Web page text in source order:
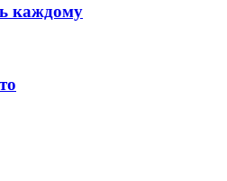
каждому